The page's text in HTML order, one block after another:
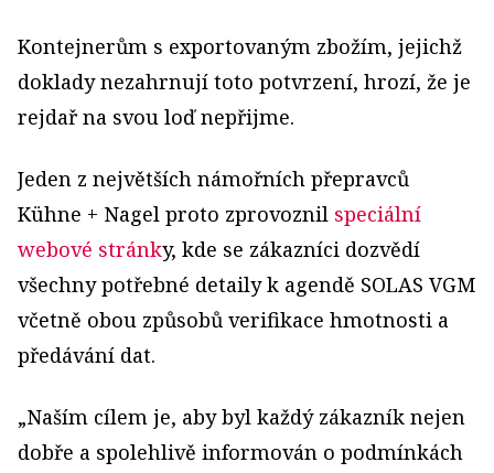
Kontejnerům s exportovaným zbožím, jejichž
doklady nezahrnují toto potvrzení, hrozí, že je
rejdař na svou loď nepřijme.
Jeden z největších námořních přepravců
Kühne + Nagel proto zprovoznil speciální
webové stránky, kde se zákazníci dozvědí
všechny potřebné detaily k agendě SOLAS VGM
včetně obou způsobů verifikace hmotnosti a
předávání dat.
„Naším cílem je, aby byl každý zákazník nejen
dobře a spolehlivě informován o podmínkách